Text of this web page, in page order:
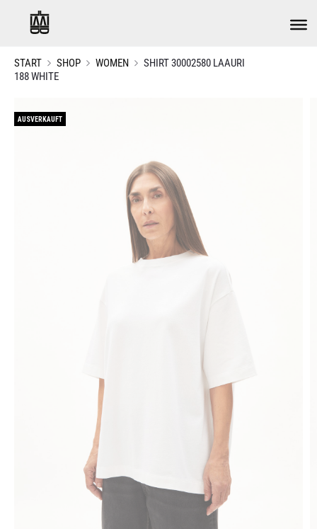
START SHOP WOMEN
SHIRT 30002580 LAAURI
188 WHITE
AUSVERKAUFT